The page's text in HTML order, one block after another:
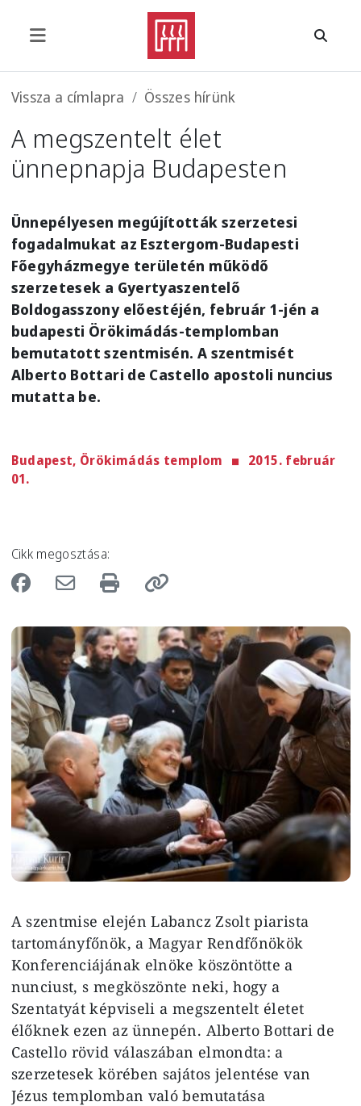
Morzsa
Vissza a címlapra Összes hírünk
A megszentelt élet
ünnepnapja Budapesten
Ünnepélyesen megújították szerzetesi
fogadalmukat az Esztergom-Budapesti
Főegyházmegye területén működő
szerzetesek a Gyertyaszentelő
Boldogasszony előestéjén, február 1-jén a
budapesti Örökimádás-templomban
bemutatott szentmisén. A szentmisét
Alberto Bottari de Castello apostoli nuncius
mutatta be.
Budapest, Örökimádás templom
2015. február
01.
Cikk megosztása:
Image
A szentmise elején Labancz Zsolt piarista
tartományfőnök, a Magyar Rendfőnökök
Konferenciájának elnöke köszöntötte a
nunciust, s megköszönte neki, hogy a
Szentatyát képviseli a megszentelt életet
élőknek ezen az ünnepén. Alberto Bottari de
Castello rövid válaszában elmondta: a
szerzetesek körében sajátos jelentése van
Jézus templomban való bemutatása